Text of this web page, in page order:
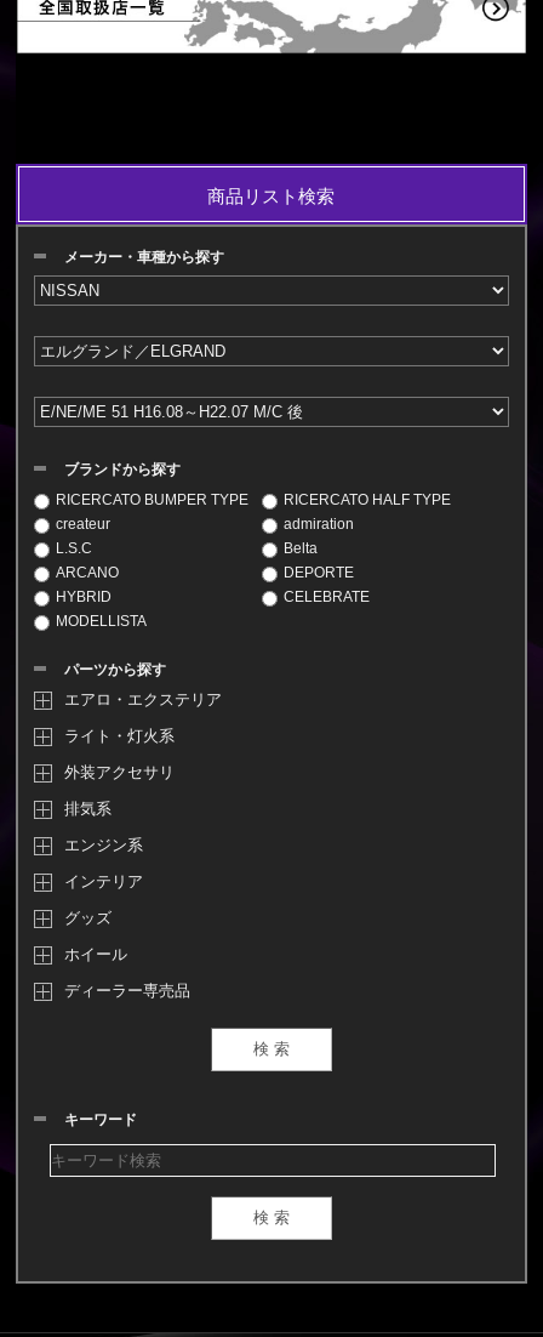
商品リスト検索
メーカー・車種から探す
ブランドから探す
RICERCATO BUMPER TYPE
RICERCATO HALF TYPE
createur
admiration
L.S.C
Belta
ARCANO
DEPORTE
HYBRID
CELEBRATE
MODELLISTA
パーツから探す
エアロ・エクステリア
ライト・灯火系
外装アクセサリ
排気系
エンジン系
インテリア
グッズ
ホイール
ディーラー専売品
キーワード